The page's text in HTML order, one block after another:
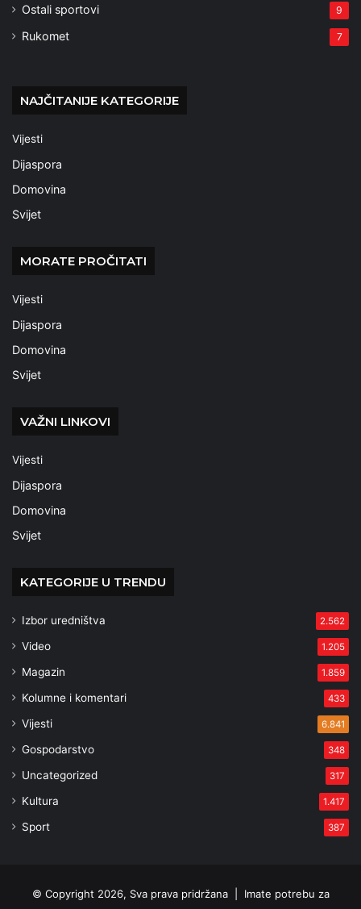
Ostali sportovi 9
Rukomet 7
NAJČITANIJE KATEGORIJE
Vijesti
Dijaspora
Domovina
Svijet
MORATE PROČITATI
Vijesti
Dijaspora
Domovina
Svijet
VAŽNI LINKOVI
Vijesti
Dijaspora
Domovina
Svijet
KATEGORIJE U TRENDU
Izbor uredništva 2.562
Video 1.205
Magazin 1.859
Kolumne i komentari 433
Vijesti 6.841
Gospodarstvo 348
Uncategorized 317
Kultura 1.417
Sport 387
© Copyright 2026, Sva prava pridržana | Imate potrebu za